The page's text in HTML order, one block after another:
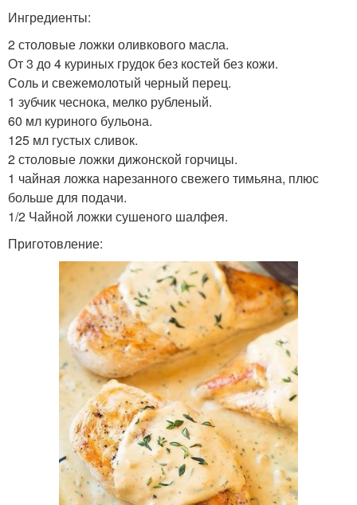
Ингредиенты:
2 столовые ложки оливкового масла.
От 3 до 4 куриных грудок без костей без кожи.
Соль и свежемолотый черный перец.
1 зубчик чеснока, мелко рубленый.
60 мл куриного бульона.
125 мл густых сливок.
2 столовые ложки дижонской горчицы.
1 чайная ложка нарезанного свежего тимьяна, плюс
больше для подачи.
1/2 Чайной ложки сушеного шалфея.
Приготовление: